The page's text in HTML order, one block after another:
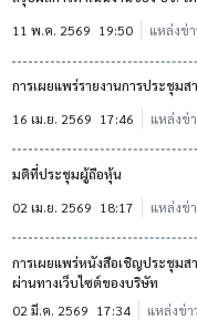
11 พ.ค. 2569 19:50 แหล่งข่า
การเผยแพร่รายงานการประชุม
16 เม.ย. 2569 17:46 แหล่งข่
มติที่ประชุมผู้ถือหุ้น
02 เม.ย. 2569 18:17 แหล่งข่
การเผยแพร่หนังสือเชิญประชุม
ผ่านทางเว็บไซต์ของบริษัท
02 มี.ค. 2569 17:34 แหล่งข่า